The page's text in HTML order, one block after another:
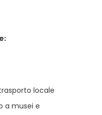
locale
a musei e